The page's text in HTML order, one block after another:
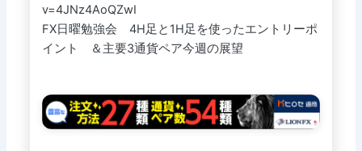
v=4JNz4AoQZwI
FX日曜勉強会 4H足と1H足を使ったエントリーポ
イント ＆主要3通貨ペア今週の展望